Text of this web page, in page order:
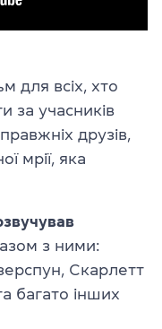
для всіх, хто
за учасників
друзів,
мрії, яка
з ними:
Скарлетт
багато інших